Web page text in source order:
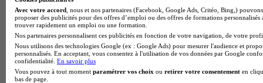
BTS Gpn en alternance
BTS Domotique en alternance
BAC Pro Agora en alternance
BTS Sta en alternance
BTS Iris en alternance
BTS Tpl en alternance
BTS Ati en alternance
Avec votre accord , nous et nos partenaires (Facebook, Google Ads, Critéo, Bing,)
proposer des publicités pour des offres d’emploi ou des offres de formations
trouver rapidement un emploi ou une formation.
Nos partenaires personnalisent ces publicités en fonction de votre navigation, de votre
Nous utilisons des technologies Google (ex : Google Ads) pour mesurer l'audience et
personnalisés. En acceptant, vous consentez à l'utilisation de vos données par Google
confidentialité. En savoir plus
Vous pouvez à tout moment paramétrer vos choix ou retirer votre consentement en
bas de page.